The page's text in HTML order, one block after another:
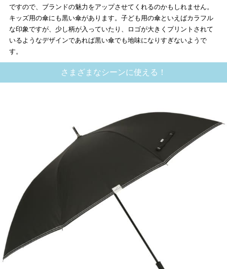
ですので、ブランドの魅力をアップさせてくれるのかもしれません。
キッズ用の傘にも黒い傘があります。子ども用の傘といえばカラフル
な印象ですが、少し柄が入っていたり、ロゴが大きくプリントされて
いるようなデザインであれば黒い傘でも地味になりすぎないようで
す。
さまざまなシーンに使える！